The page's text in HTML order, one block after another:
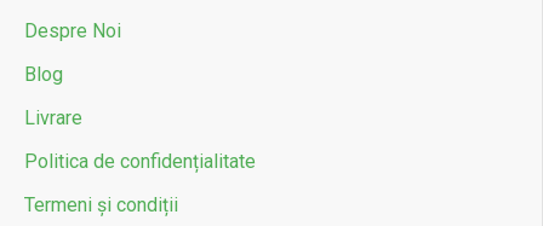
Despre Noi
Blog
Livrare
Politica de confidențialitate
Termeni și condiții